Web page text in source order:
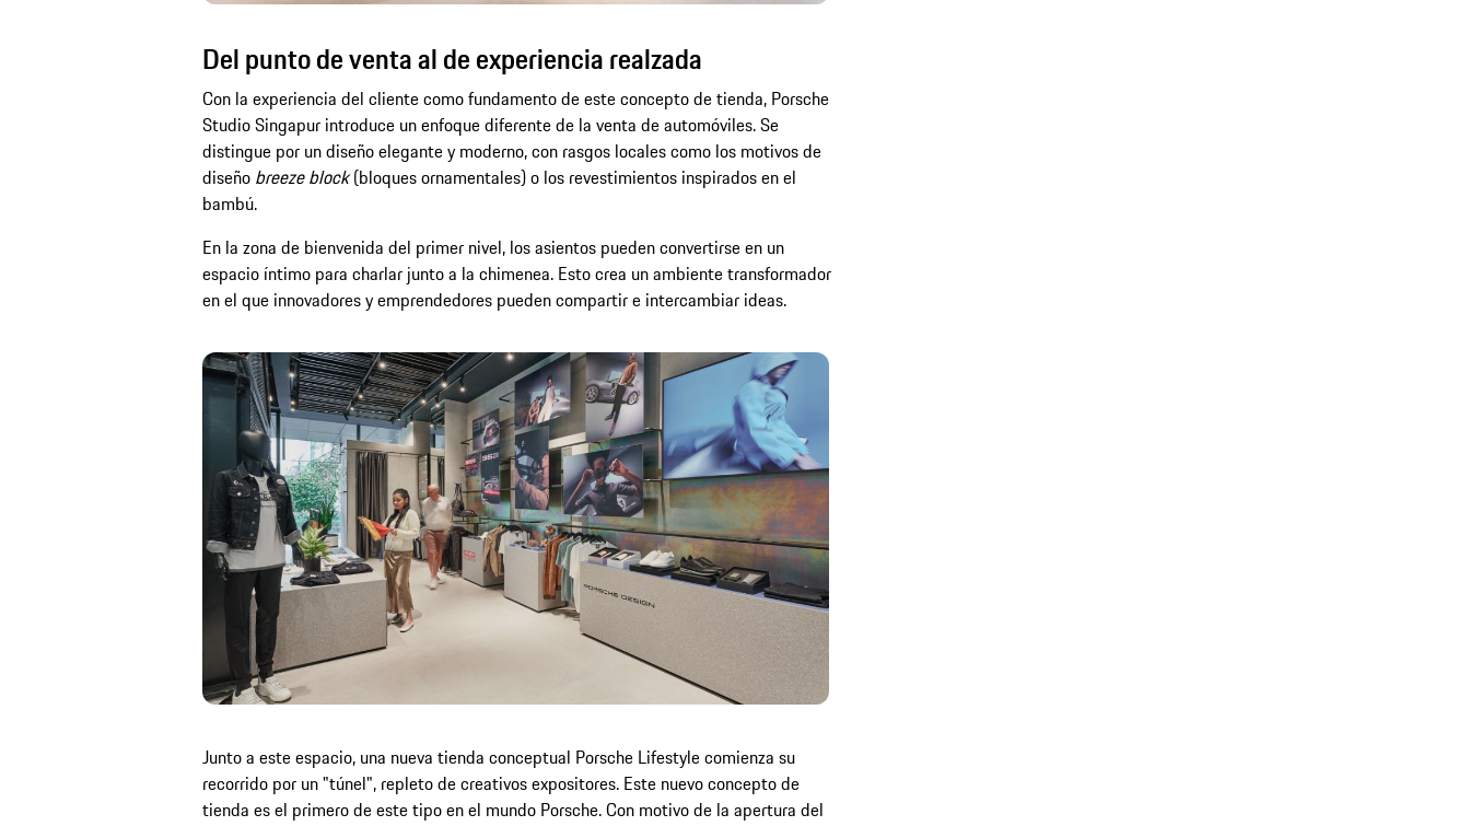
Del punto de venta al de experiencia realzada
Con la experiencia del cliente como fundamento de este concepto de tienda, Porsche
Studio Singapur introduce un enfoque diferente de la venta de automóviles. Se
distingue por un diseño elegante y moderno, con rasgos locales como los motivos de
diseño breeze block(bloques ornamentales) o los revestimientos inspirados en el
bambú.
En la zona de bienvenida del primer nivel, los asientos pueden convertirse en un
espacio íntimo para charlar junto a la chimenea. Esto crea un ambiente transformador
en el que innovadores y emprendedores pueden compartir e intercambiar ideas.
Junto a este espacio, una nueva tienda conceptual Porsche Lifestyle comienza su
recorrido por un "túnel", repleto de creativos expositores. Este nuevo concepto de
tienda es el primero de este tipo en el mundo Porsche. Con motivo de la apertura del